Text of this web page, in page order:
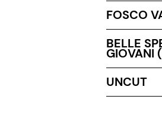
FOSCO
BELLE
GIOVANI
UNCUT